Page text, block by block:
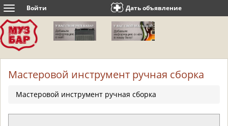
Toggle
navigation
Войти Дать объявление
Мастеровой инструмент ручная сборка
Мастеровой инструмент ручная сборка